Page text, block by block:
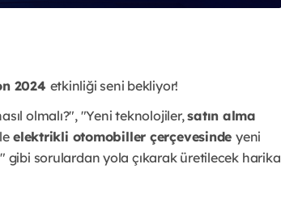
2024 etkinliği seni bekliyor!
olmalı?", "Yeni teknolojiler,satın alma
elektrikli otomobiller çerçevesinde yeni
gibi sorulardan yola çıkarak üretilecek harika